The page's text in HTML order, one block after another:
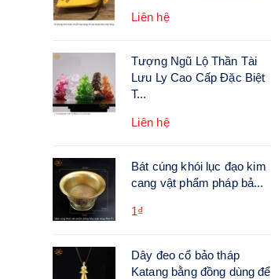
Liên hệ
Tượng Ngũ Lộ Thần Tài
Lưu Ly Cao Cấp Đặc Biệt
T...
Liên hệ
Bát cúng khói lục đạo kim
cang vật phẩm pháp bả...
1₫
Dây đeo cổ bảo tháp
Katang bằng đồng dùng để